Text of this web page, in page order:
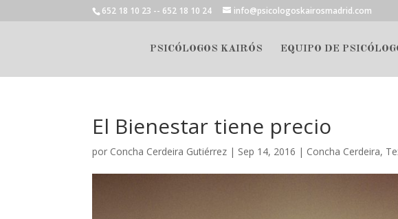
652 18 10 23 -- 652 18 10 24 info@psicologoskairosmadrid.com
PSICÓLOGOS KAIRÓS EQUIPO DE
El Bienestar tiene precio
por Concha Cerdeira Gutiérrez | Sep 14, 2016 | Concha Cerdeira,